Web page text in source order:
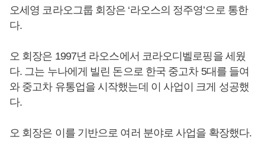
오세영 코라오그룹 회장은 ‘라오스의 정주영’으로 통한
다.
오 회장은 1997년 라오스에서 코라오디벨로핑을 세웠
다. 그는 누나에게 빌린 돈으로 한국 중고차 5대를 들여
와 중고차 유통업을 시작했는데 이 사업이 크게 성공했
다.
오 회장은 이를 기반으로 여러 분야로 사업을 확장했다.